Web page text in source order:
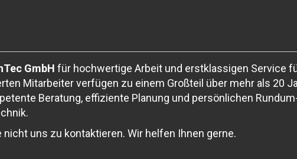
GmbH für hochwertige Arbeit und erstklassigen Service
Mitarbeiter verfügen zu einem Großteil über mehr als 20
Beratung, effiziente Planung und persönlichen
nicht uns zu kontaktieren. Wir helfen Ihnen gerne.